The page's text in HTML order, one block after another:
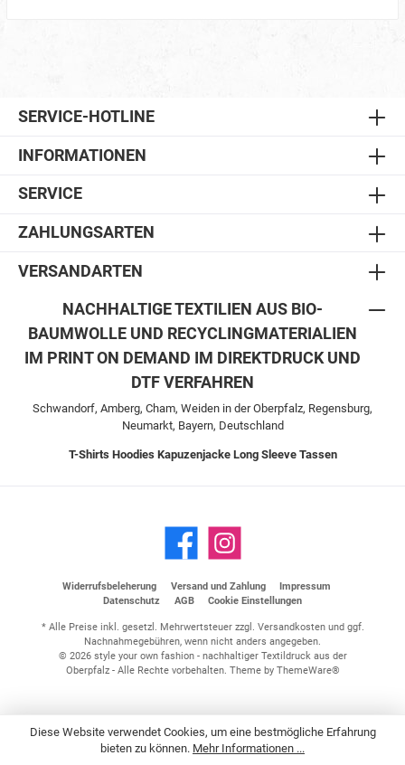
SERVICE-HOTLINE
INFORMATIONEN
SERVICE
ZAHLUNGSARTEN
VERSANDARTEN
NACHHALTIGE TEXTILIEN AUS BIO-
BAUMWOLLE UND RECYCLINGMATERIALIEN
IM PRINT ON DEMAND IM DIREKTDRUCK UND
DTF VERFAHREN
Schwandorf, Amberg, Cham, Weiden in der Oberpfalz, Regensburg,
Neumarkt, Bayern, Deutschland
T-Shirts Hoodies Kapuzenjacke Long Sleeve Tassen
Widerrufsbeleherung Versand und Zahlung
Impressum
Datenschutz
AGB Cookie Einstellungen
* Alle Preise inkl. gesetzl. Mehrwertsteuer zzgl. Versandkostenund ggf.
Nachnahmegebühren, wenn nicht anders angegeben.
© 2026 style your own fashion - nachhaltiger Textildruck aus der
Oberpfalz - Alle Rechte vorbehalten. Theme by ThemeWare®
Diese Website verwendet Cookies, um eine bestmögliche Erfahrung
bieten zu können. Mehr Informationen ...